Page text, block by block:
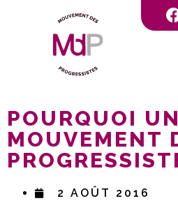
POURQUOI UN
MOUVEMENT
2 AOÛT 2016